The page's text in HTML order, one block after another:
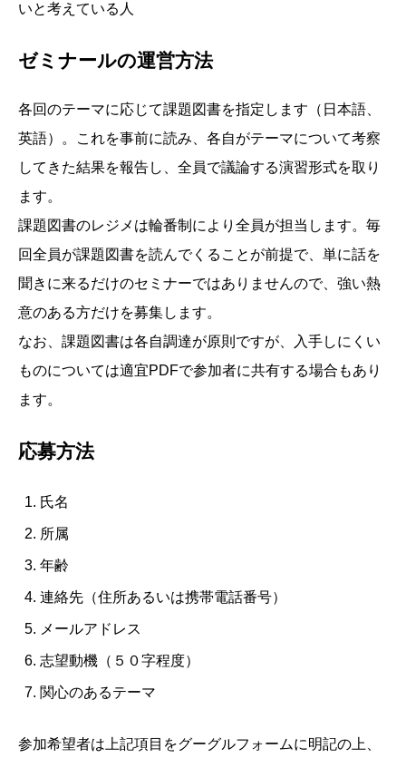
いと考えている人
ゼミナールの運営方法
各回のテーマに応じて課題図書を指定します（日本語、
英語）。これを事前に読み、各自がテーマについて考察
してきた結果を報告し、全員で議論する演習形式を取り
ます。
課題図書のレジメは輪番制により全員が担当します。毎
回全員が課題図書を読んでくることが前提で、単に話を
聞きに来るだけのセミナーではありませんので、強い熱
意のある方だけを募集します。
なお、課題図書は各自調達が原則ですが、入手しにくい
ものについては適宜PDFで参加者に共有する場合もあり
ます。
応募方法
氏名
所属
年齢
連絡先（住所あるいは携帯電話番号）
メールアドレス
志望動機（５０字程度）
関心のあるテーマ
参加希望者は上記項目をグーグルフォームに明記の上、